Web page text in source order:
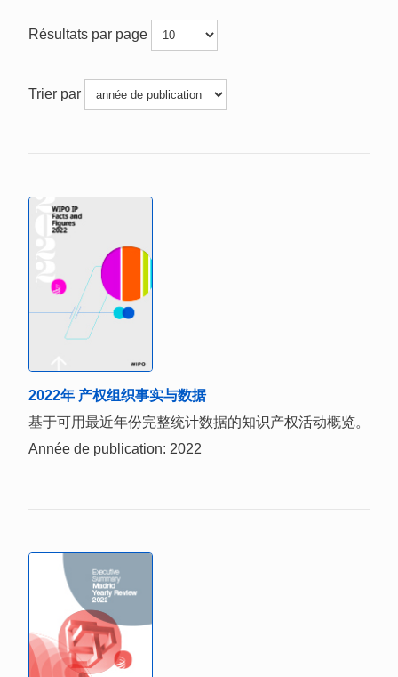
Résultats par page
Trier par
2022年 产权组织事实与数据
基于可用最近年份完整统计数据的知识产权活动概览。
Année de publication: 2022